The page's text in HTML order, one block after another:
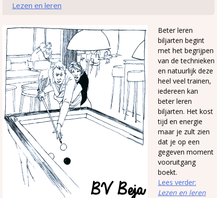
Lezen en leren
Beter leren
biljarten begint
met het begrijpen
van de technieken
en natuurlijk deze
heel veel trainen,
iedereen kan
beter leren
biljarten. Het kost
tijd en energie
maar je zult zien
dat je op een
gegeven moment
vooruitgang
boekt.
Lees verder:
Lezen en leren